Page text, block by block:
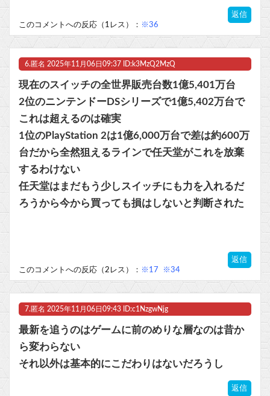
返信
このコメントへの反応（1レス）： ※36
6. 匿名 2025年11月06日09:37 ID:k3MzQ2MzQ
現在のスイッチの全世界販売台数1億5,401万台
2位のニンテンドーDSシリーズで1億5,402万台で
これは超えるのは確実
1位のPlayStation 2は1億6,000万台で差は約600万
台だから全然狙えるラインで任天堂がこれを放棄
するわけない
任天堂はまだもう少しスイッチにも力を入れるだ
ろうから今から買っても損はしないと判断された
返信
このコメントへの反応（2レス）： ※17 ※34
7. 匿名 2025年11月06日09:43 ID:c1NzgwNjg
最新を追うのはゲームに前のめりな層なのは昔か
ら変わらない
それ以外は基本的にこだわりはないだろうし
返信